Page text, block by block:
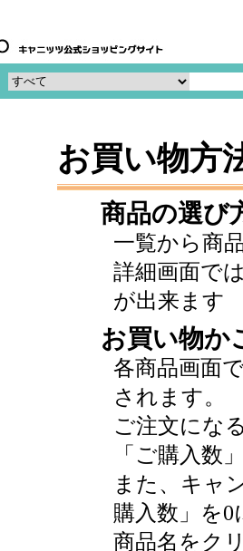
お買い物方
商品の選び
一覧から商
詳細画面で
が出来ます
お買い物か
各商品画面
されます。
ご注文にな
「ご購入数
また、キャ
購入数」を
商品名をク